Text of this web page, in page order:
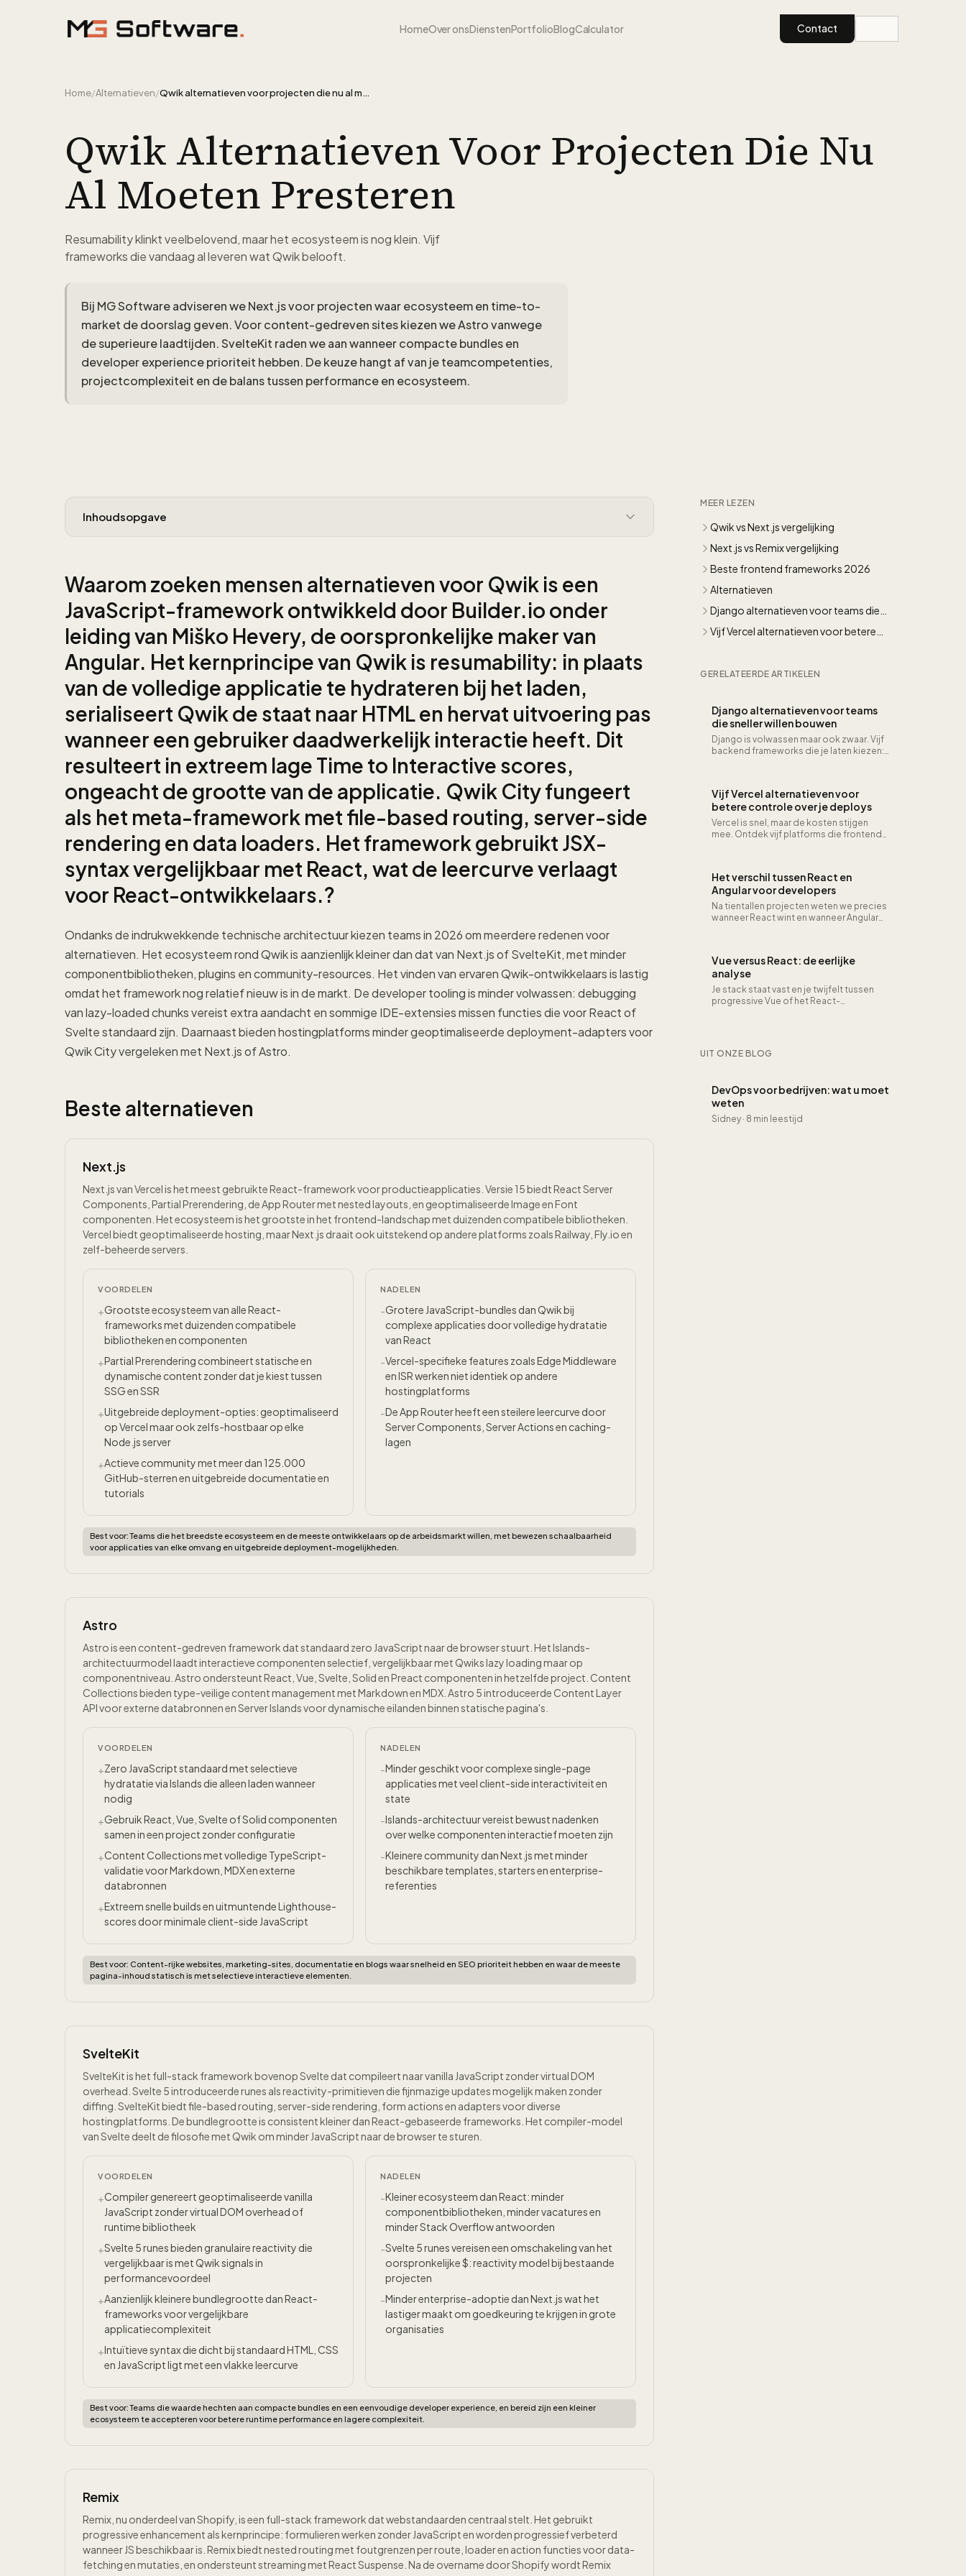
HomeOver onsDienstenPortfolioBlogCalculator Contact
Home/Alternatieven/ Qwik alternatieven voor projecten die nu al moeten presteren
Qwik Alternatieven Voor Projecten Die Nu
Al Moeten Presteren
Resumability klinkt veelbelovend, maar het ecosysteem is nog klein. Vijf
frameworks die vandaag al leveren wat Qwik belooft.
Bij MG Software adviseren we Next.js voor projecten waar ecosysteem en time-to-
market de doorslag geven. Voor content-gedreven sites kiezen we Astro vanwege
de superieure laadtijden. SvelteKit raden we aan wanneer compacte bundles en
developer experience prioriteit hebben. De keuze hangt af van je teamcompetenties,
projectcomplexiteit en de balans tussen performance en ecosysteem.
Inhoudsopgave
Waarom zoeken mensen alternatieven voor Qwik is een
JavaScript-framework ontwikkeld door Builder.io onder
leiding van Miško Hevery, de oorspronkelijke maker van
Angular. Het kernprincipe van Qwik is resumability: in plaats
van de volledige applicatie te hydrateren bij het laden,
serialiseert Qwik de staat naar HTML en hervat uitvoering pas
wanneer een gebruiker daadwerkelijk interactie heeft. Dit
resulteert in extreem lage Time to Interactive scores,
ongeacht de grootte van de applicatie. Qwik City fungeert
als het meta-framework met file-based routing, server-side
rendering en data loaders. Het framework gebruikt JSX-
syntax vergelijkbaar met React, wat de leercurve verlaagt
voor React-ontwikkelaars.?
Ondanks de indrukwekkende technische architectuur kiezen teams in 2026 om meerdere redenen voor
alternatieven. Het ecosysteem rond Qwik is aanzienlijk kleiner dan dat van Next.js of SvelteKit, met minder
componentbibliotheken, plugins en community-resources. Het vinden van ervaren Qwik-ontwikkelaars is lastig
omdat het framework nog relatief nieuw is in de markt. De developer tooling is minder volwassen: debugging
van lazy-loaded chunks vereist extra aandacht en sommige IDE-extensies missen functies die voor React of
Svelte standaard zijn. Daarnaast bieden hostingplatforms minder geoptimaliseerde deployment-adapters voor
Qwik City vergeleken met Next.js of Astro.
Beste alternatieven
Next.js
Next.js van Vercel is het meest gebruikte React-framework voor productieapplicaties. Versie 15 biedt React Server
Components, Partial Prerendering, de App Router met nested layouts, en geoptimaliseerde Image en Font
componenten. Het ecosysteem is het grootste in het frontend-landschap met duizenden compatibele bibliotheken.
Vercel biedt geoptimaliseerde hosting, maar Next.js draait ook uitstekend op andere platforms zoals Railway, Fly.io en
zelf-beheerde servers.
VOORDELEN
+Grootste ecosysteem van alle React-
frameworks met duizenden compatibele
bibliotheken en componenten
+Partial Prerendering combineert statische en
dynamische content zonder dat je kiest tussen
SSG en SSR
+Uitgebreide deployment-opties: geoptimaliseerd
op Vercel maar ook zelfs-hostbaar op elke
Node.js server
+Actieve community met meer dan 125.000
GitHub-sterren en uitgebreide documentatie en
tutorials
NADELEN
-Grotere JavaScript-bundles dan Qwik bij
complexe applicaties door volledige hydratatie
van React
-Vercel-specifieke features zoals Edge Middleware
en ISR werken niet identiek op andere
hostingplatforms
-De App Router heeft een steilere leercurve door
Server Components, Server Actions en caching-
lagen
Best voor: Teams die het breedste ecosysteem en de meeste ontwikkelaars op de arbeidsmarkt willen, met bewezen schaalbaarheid
voor applicaties van elke omvang en uitgebreide deployment-mogelijkheden.
Astro
Astro is een content-gedreven framework dat standaard zero JavaScript naar de browser stuurt. Het Islands-
architectuurmodel laadt interactieve componenten selectief, vergelijkbaar met Qwiks lazy loading maar op
componentniveau. Astro ondersteunt React, Vue, Svelte, Solid en Preact componenten in hetzelfde project. Content
Collections bieden type-veilige content management met Markdown en MDX. Astro 5 introduceerde Content Layer
API voor externe databronnen en Server Islands voor dynamische eilanden binnen statische pagina's.
VOORDELEN
+Zero JavaScript standaard met selectieve
hydratatie via Islands die alleen laden wanneer
nodig
+Gebruik React, Vue, Svelte of Solid componenten
samen in een project zonder configuratie
+Content Collections met volledige TypeScript-
validatie voor Markdown, MDX en externe
databronnen
+Extreem snelle builds en uitmuntende Lighthouse-
scores door minimale client-side JavaScript
NADELEN
-Minder geschikt voor complexe single-page
applicaties met veel client-side interactiviteit en
state
-Islands-architectuur vereist bewust nadenken
over welke componenten interactief moeten zijn
-Kleinere community dan Next.js met minder
beschikbare templates, starters en enterprise-
referenties
Best voor: Content-rijke websites, marketing-sites, documentatie en blogs waar snelheid en SEO prioriteit hebben en waar de meeste
pagina-inhoud statisch is met selectieve interactieve elementen.
SvelteKit
SvelteKit is het full-stack framework bovenop Svelte dat compileert naar vanilla JavaScript zonder virtual DOM
overhead. Svelte 5 introduceerde runes als reactivity-primitieven die fijnmazige updates mogelijk maken zonder
diffing. SvelteKit biedt file-based routing, server-side rendering, form actions en adapters voor diverse
hostingplatforms. De bundlegrootte is consistent kleiner dan React-gebaseerde frameworks. Het compiler-model
van Svelte deelt de filosofie met Qwik om minder JavaScript naar de browser te sturen.
VOORDELEN
+Compiler genereert geoptimaliseerde vanilla
JavaScript zonder virtual DOM overhead of
runtime bibliotheek
+Svelte 5 runes bieden granulaire reactivity die
vergelijkbaar is met Qwik signals in
performancevoordeel
+Aanzienlijk kleinere bundlegrootte dan React-
frameworks voor vergelijkbare
applicatiecomplexiteit
+Intuïtieve syntax die dicht bij standaard HTML, CSS
en JavaScript ligt met een vlakke leercurve
NADELEN
-Kleiner ecosysteem dan React: minder
componentbibliotheken, minder vacatures en
minder Stack Overflow antwoorden
-Svelte 5 runes vereisen een omschakeling van het
oorspronkelijke $: reactivity model bij bestaande
projecten
-Minder enterprise-adoptie dan Next.js wat het
lastiger maakt om goedkeuring te krijgen in grote
organisaties
Best voor: Teams die waarde hechten aan compacte bundles en een eenvoudige developer experience, en bereid zijn een kleiner
ecosysteem te accepteren voor betere runtime performance en lagere complexiteit.
Remix
Remix, nu onderdeel van Shopify, is een full-stack framework dat webstandaarden centraal stelt. Het gebruikt
progressive enhancement als kernprincipe: formulieren werken zonder JavaScript en worden progressief verbeterd
wanneer JS beschikbaar is. Remix biedt nested routing met foutgrenzen per route, loader en action functies voor data-
fetching en mutaties, en ondersteunt streaming met React Suspense. Na de overname door Shopify wordt Remix
MEER LEZEN
Qwik vs Next.js vergelijking
Next.js vs Remix vergelijking
Beste frontend frameworks 2026
Alternatieven
Django alternatieven voor teams die
sneller willen bouwen
Vijf Vercel alternatieven voor betere
GERELATEERDE ARTIKELEN
Django alternatieven voor teams
die sneller willen bouwen
Django is volwassen maar ook zwaar. Vijf
backend frameworks die je laten kiezen:
Vijf Vercel alternatieven voor
betere controle over je deploys
Vercel is snel, maar de kosten stijgen
mee. Ontdek vijf platforms die frontend-
Het verschil tussen React en
Angular voor developers
Na tientallen projecten weten we precies
wanneer React wint en wanneer Angular
Vue versus React: de eerlijke
analyse
Je stack staat vast en je twijfelt tussen
progressive Vue of het React-
UIT ONZE BLOG
DevOps voor bedrijven: wat u moet
weten
Sidney · 8 min leestijd